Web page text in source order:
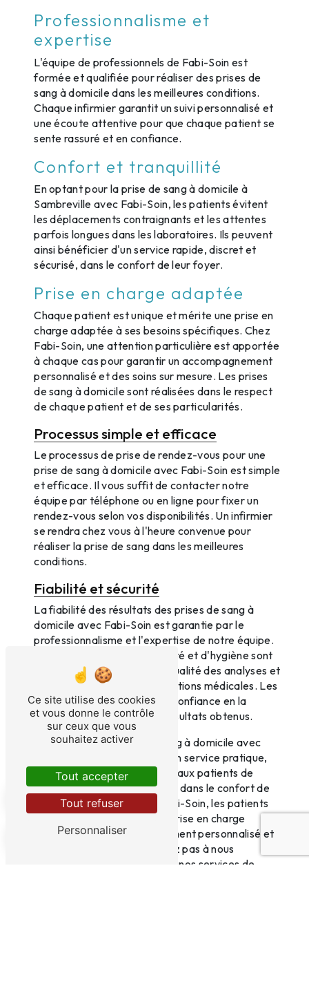
Professionnalisme et
expertise
L'équipe de professionnels de Fabi-Soin est
formée et qualifiée pour réaliser des prises de
sang à domicile dans les meilleures conditions.
Chaque infirmier garantit un suivi personnalisé et
une écoute attentive pour que chaque patient se
sente rassuré et en confiance.
Confort et tranquillité
En optant pour la prise de sang à domicile à
Sambreville avec Fabi-Soin, les patients évitent
les déplacements contraignants et les attentes
parfois longues dans les laboratoires. Ils peuvent
ainsi bénéficier d'un service rapide, discret et
sécurisé, dans le confort de leur foyer.
Prise en charge adaptée
Chaque patient est unique et mérite une prise en
charge adaptée à ses besoins spécifiques. Chez
Fabi-Soin, une attention particulière est apportée
à chaque cas pour garantir un accompagnement
personnalisé et des soins sur mesure. Les prises
de sang à domicile sont réalisées dans le respect
de chaque patient et de ses particularités.
Processus simple et efficace
Le processus de prise de rendez-vous pour une
prise de sang à domicile avec Fabi-Soin est simple
et efficace. Il vous suffit de contacter notre
équipe par téléphone ou en ligne pour fixer un
rendez-vous selon vos disponibilités. Un infirmier
se rendra chez vous à l'heure convenue pour
réaliser la prise de sang dans les meilleures
conditions.
Fiabilité et sécurité
La fiabilité des résultats des prises de sang à
domicile avec Fabi-Soin est garantie par le
professionnalisme et l'expertise de notre équipe.
Toutes les mesures de sécurité et d'hygiène sont
respectées pour assurer la qualité des analyses et
la confidentialité des informations médicales. Les
patients peuvent ainsi avoir confiance en la
précision et la fiabilité des résultats obtenus.
En conclusion, la prise de sang à domicile avec
Fabi-Soin à Sambreville est un service pratique,
fiable et sécurisé qui permet aux patients de
bénéficier de soins de qualité dans le confort de
leur foyer. En choisissant Fabi-Soin, les patients
peuvent être assurés d'une prise en charge
adaptée, d'un accompagnement personnalisé et
de résultats fiables. N'hésitez pas à nous
contacter pour bénéficier de nos services de
Ce site utilise des cookies
et vous donne le contrôle
sur ceux que vous
souhaitez activer
Tout accepter
Tout refuser
Personnaliser